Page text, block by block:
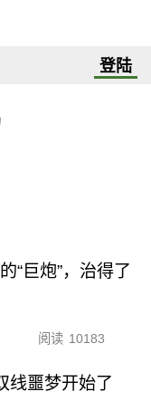
登陆
“巨炮”，治得了
阅读 10183
线噩梦开始了